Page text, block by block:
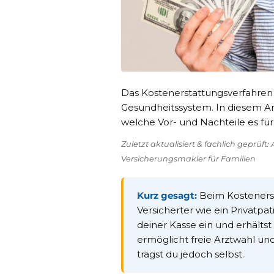
Das
Gesundheitssystem. In diesem
welche Vor- und Nachteile es
Zuletzt aktualisiert & fachlich geprüft:
Versicherungsmakler für Familien
Kurz gesagt: Beim
Versicherter wie ein
deiner Kasse ein und
ermöglicht freie Arztwahl
trägst du jedoch selbst.